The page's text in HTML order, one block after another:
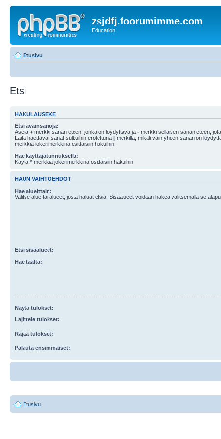
zsjdfj.foorumimme.com
Education
Etusivu
Etsi
HAKULAUSEKE
Etsi avainsanoja:
Aseta + merkki sanan eteen, jonka on löydyttävä ja - merkki sellaisen sanan eteen,
Laita haettavat sanat sulkuihin erotettuna |-merkillä, mikäli vain yhden sanan on
merkkiä jokerimerkkinä osittaisiin hakuihin
Hae käyttäjätunnuksella:
Käytä *-merkkiä jokerimerkkinä osittaisiin hakuihin
HAUN VAIHTOEHDOT
Hae alueittain:
Valitse alue tai alueet, josta haluat etsiä. Sisäalueet voidaan hakea valitsemalla se
Etsi sisäalueet:
Hae täältä:
Näytä tulokset:
Lajittele tulokset:
Rajaa tulokset:
Palauta ensimmäiset:
Etusivu